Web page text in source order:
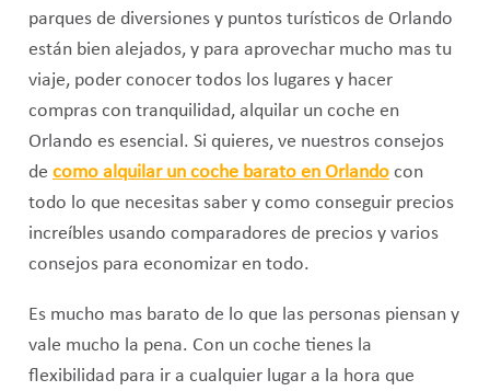
parques de diversiones y puntos turísticos de Orlando
están bien alejados, y para aprovechar mucho mas tu
viaje, poder conocer todos los lugares y hacer
compras con tranquilidad, alquilar un coche en
Orlando es esencial. Si quieres, ve nuestros consejos
de como alquilar un coche barato en Orlandocon
todo lo que necesitas saber y como conseguir precios
increíbles usando comparadores de precios y varios
consejos para economizar en todo.
Es mucho mas barato de lo que las personas piensan y
vale mucho la pena. Con un coche tienes la
flexibilidad para ir a cualquier lugar a la hora que